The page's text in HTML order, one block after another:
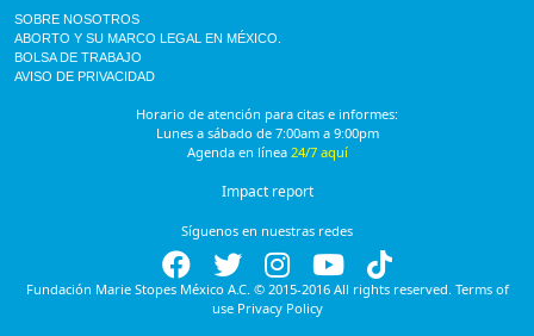
SOBRE NOSOTROS
ABORTO Y SU MARCO LEGAL EN MÉXICO.
BOLSA DE TRABAJO
AVISO DE PRIVACIDAD
Horario de atención para citas e informes:
Lunes a sábado de 7:00am a 9:00pm
Agenda en línea 24/7 aquí
Impact report
Síguenos en nuestras redes
Fundación Marie Stopes México A.C. © 2015-2016 All rights reserved. Terms of
use Privacy Policy